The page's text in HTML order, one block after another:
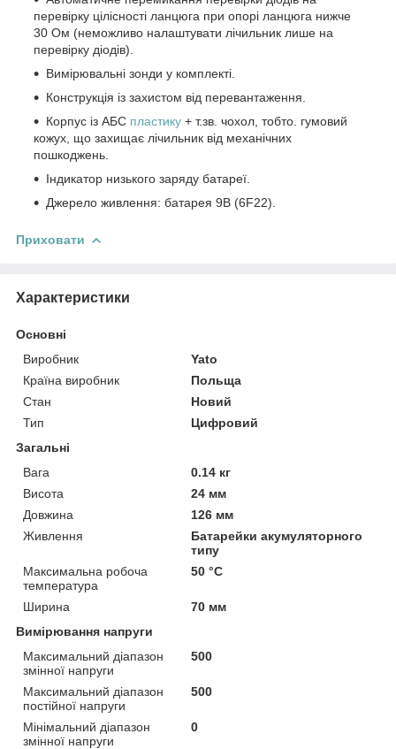
перевірку цілісності ланцюга при опорі ланцюга нижче
30 Ом (неможливо налаштувати лічильник лише на
перевірку діодів).
Вимірювальні зонди у комплекті.
Конструкція із захистом від перевантаження.
Корпус із АБС пластику + т.зв. чохол, тобто. гумовий
кожух, що захищає лічильник від механічних
пошкоджень.
Індикатор низького заряду батареї.
Джерело живлення: батарея 9В (6F22).
Приховати
Характеристики
Основні
Виробник
Yato
Країна виробник
Польща
Стан
Новий
Тип
Цифровий
Загальні
Вага
0.14 кг
Висота
24 мм
Довжина
126 мм
Живлення
Батарейки акумуляторного
типу
Максимальна робоча
температура
50 °С
Ширина
70 мм
Вимірювання напруги
Максимальний діапазон
змінної напруги
500
Максимальний діапазон
постійної напруги
500
Мінімальний діапазон
змінної напруги
0